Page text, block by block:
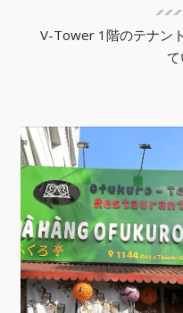
V-Tower 1階のテナン
て